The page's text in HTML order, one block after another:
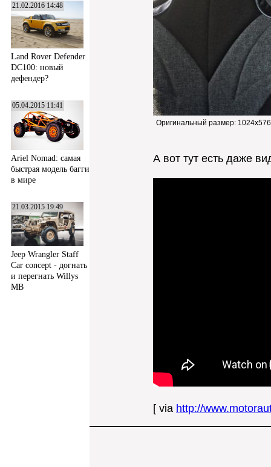
21.02.2016 14:48
Land Rover Defender
DC100: новый
дефендер?
05.04.2015 11:41
Ariel Nomad: самая
быстрая модель багги
в мире
21.03.2015 19:49
Jeep Wrangler Staff
Car concept - догнать
и перегнать Willys
MB
Оригинальный размер:
А вот тут есть даже
[ via http://